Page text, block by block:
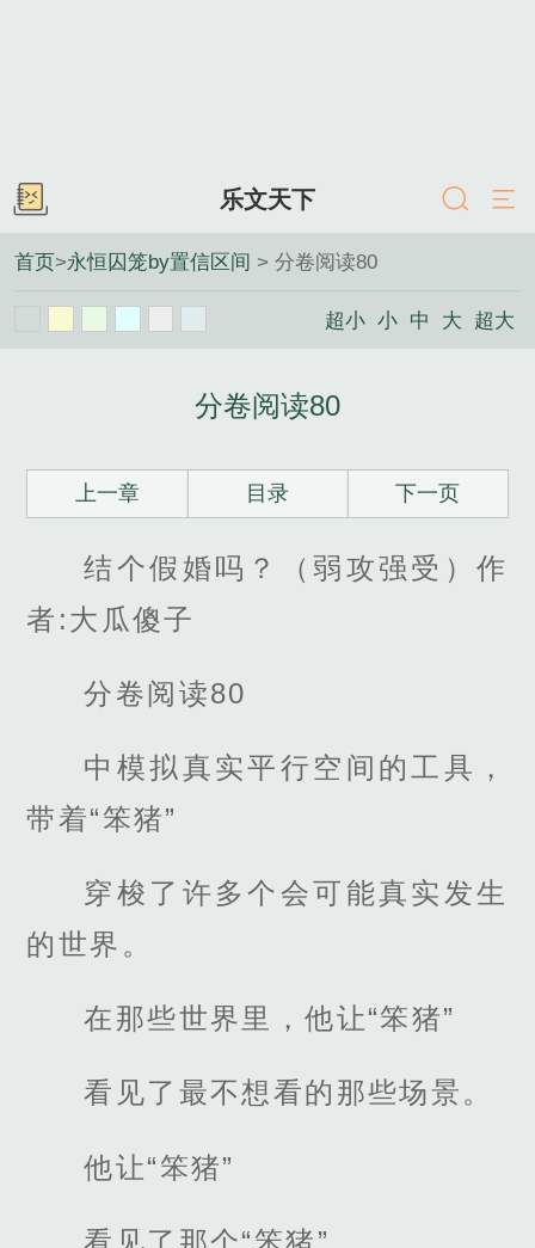
乐文天下
首页>永恒囚笼by置信区间 > 分卷阅读80
超小 小 中 大 超大
分卷阅读80
上一章 目录 下一页
结个假婚吗？（弱攻强受）作
者:大瓜傻子
分卷阅读80
中模拟真实平行空间的工具，
带着“笨猪”
穿梭了许多个会可能真实发生
的世界。
在那些世界里，他让“笨猪”
看见了最不想看的那些场景。
他让“笨猪”
看见了那个“笨猪”